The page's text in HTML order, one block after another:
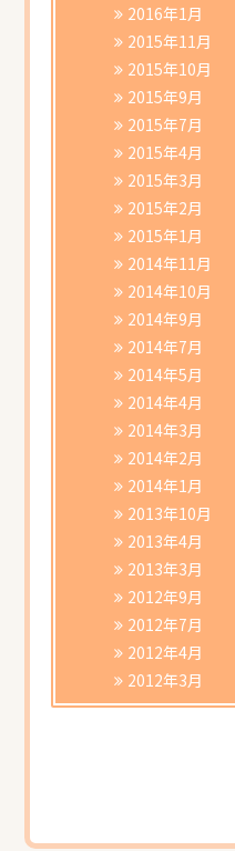
2016年1月
2015年11月
2015年10月
2015年9月
2015年7月
2015年4月
2015年3月
2015年2月
2015年1月
2014年11月
2014年10月
2014年9月
2014年7月
2014年5月
2014年4月
2014年3月
2014年2月
2014年1月
2013年10月
2013年4月
2013年3月
2012年9月
2012年7月
2012年4月
2012年3月